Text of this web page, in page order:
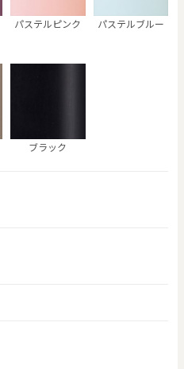
パステルピンク パステルブルー
ブラック